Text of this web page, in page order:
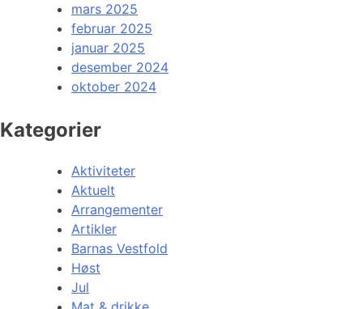
mars 2025
februar 2025
januar 2025
desember 2024
oktober 2024
Kategorier
Aktiviteter
Aktuelt
Arrangementer
Artikler
Barnas Vestfold
Høst
Jul